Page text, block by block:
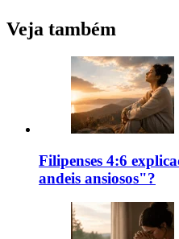
Veja também
Filipenses 4:6
andeis ansiosos"?